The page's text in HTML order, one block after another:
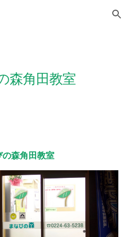
Skip to navigation
森角田教室
の森角田教室